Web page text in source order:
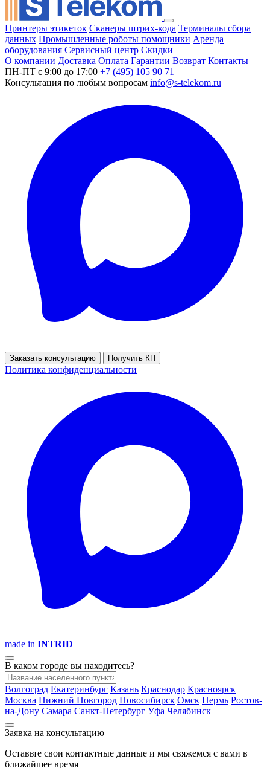
Принтеры этикеток Сканеры штрих-кода Терминалы сбора
данных Промышленные роботы помощники Аренда
оборудования Сервисный центр Скидки
О компании Доставка Оплата Гарантии Возврат Контакты
ПН-ПТ с 9:00 до 17:00 +7 (495) 105 90 71
Консультация по любым вопросам info@s-telekom.ru
Заказать консультацию Получить КП
Политика конфиденциальности
made in INTRID
В каком городе вы находитесь?
Волгоград Екатеринбург Казань Краснодар Красноярск
Москва Нижний Новгород Новосибирск Омск Пермь Ростов-
на-Дону Самара Санкт-Петербург Уфа Челябинск
Заявка на консультацию
Оставьте свои контактные данные и мы свяжемся с вами в
ближайшее время